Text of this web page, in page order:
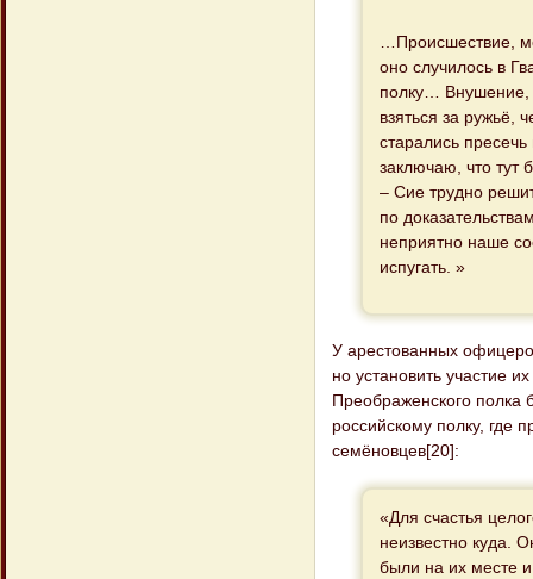
…Происшествие,
оно случилось в
полку… Внушение,
взяться за ружьё,
старались
заключаю, что тут
– Сие трудно
по
неприятно наше
испугать. »
У арестованных
но установить участие
Преображенского
российскому полку, где
семёновцев[20]:
«Для счастья
неизвестно куда.
были на их месте